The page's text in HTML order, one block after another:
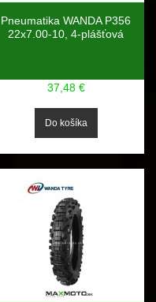
Pneumatika WANDA P356
22x7.00-10, 4-plášťová
37,48 €